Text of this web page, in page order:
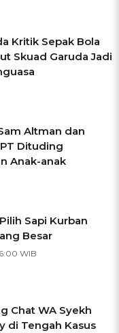
Kritik Sepak Bola
Skuad Garuda Jadi
Altman dan
Dituding
Anak-anak
Sapi Kurban
Besar
WIB
Chat WA Syekh
di Tengah Kasus